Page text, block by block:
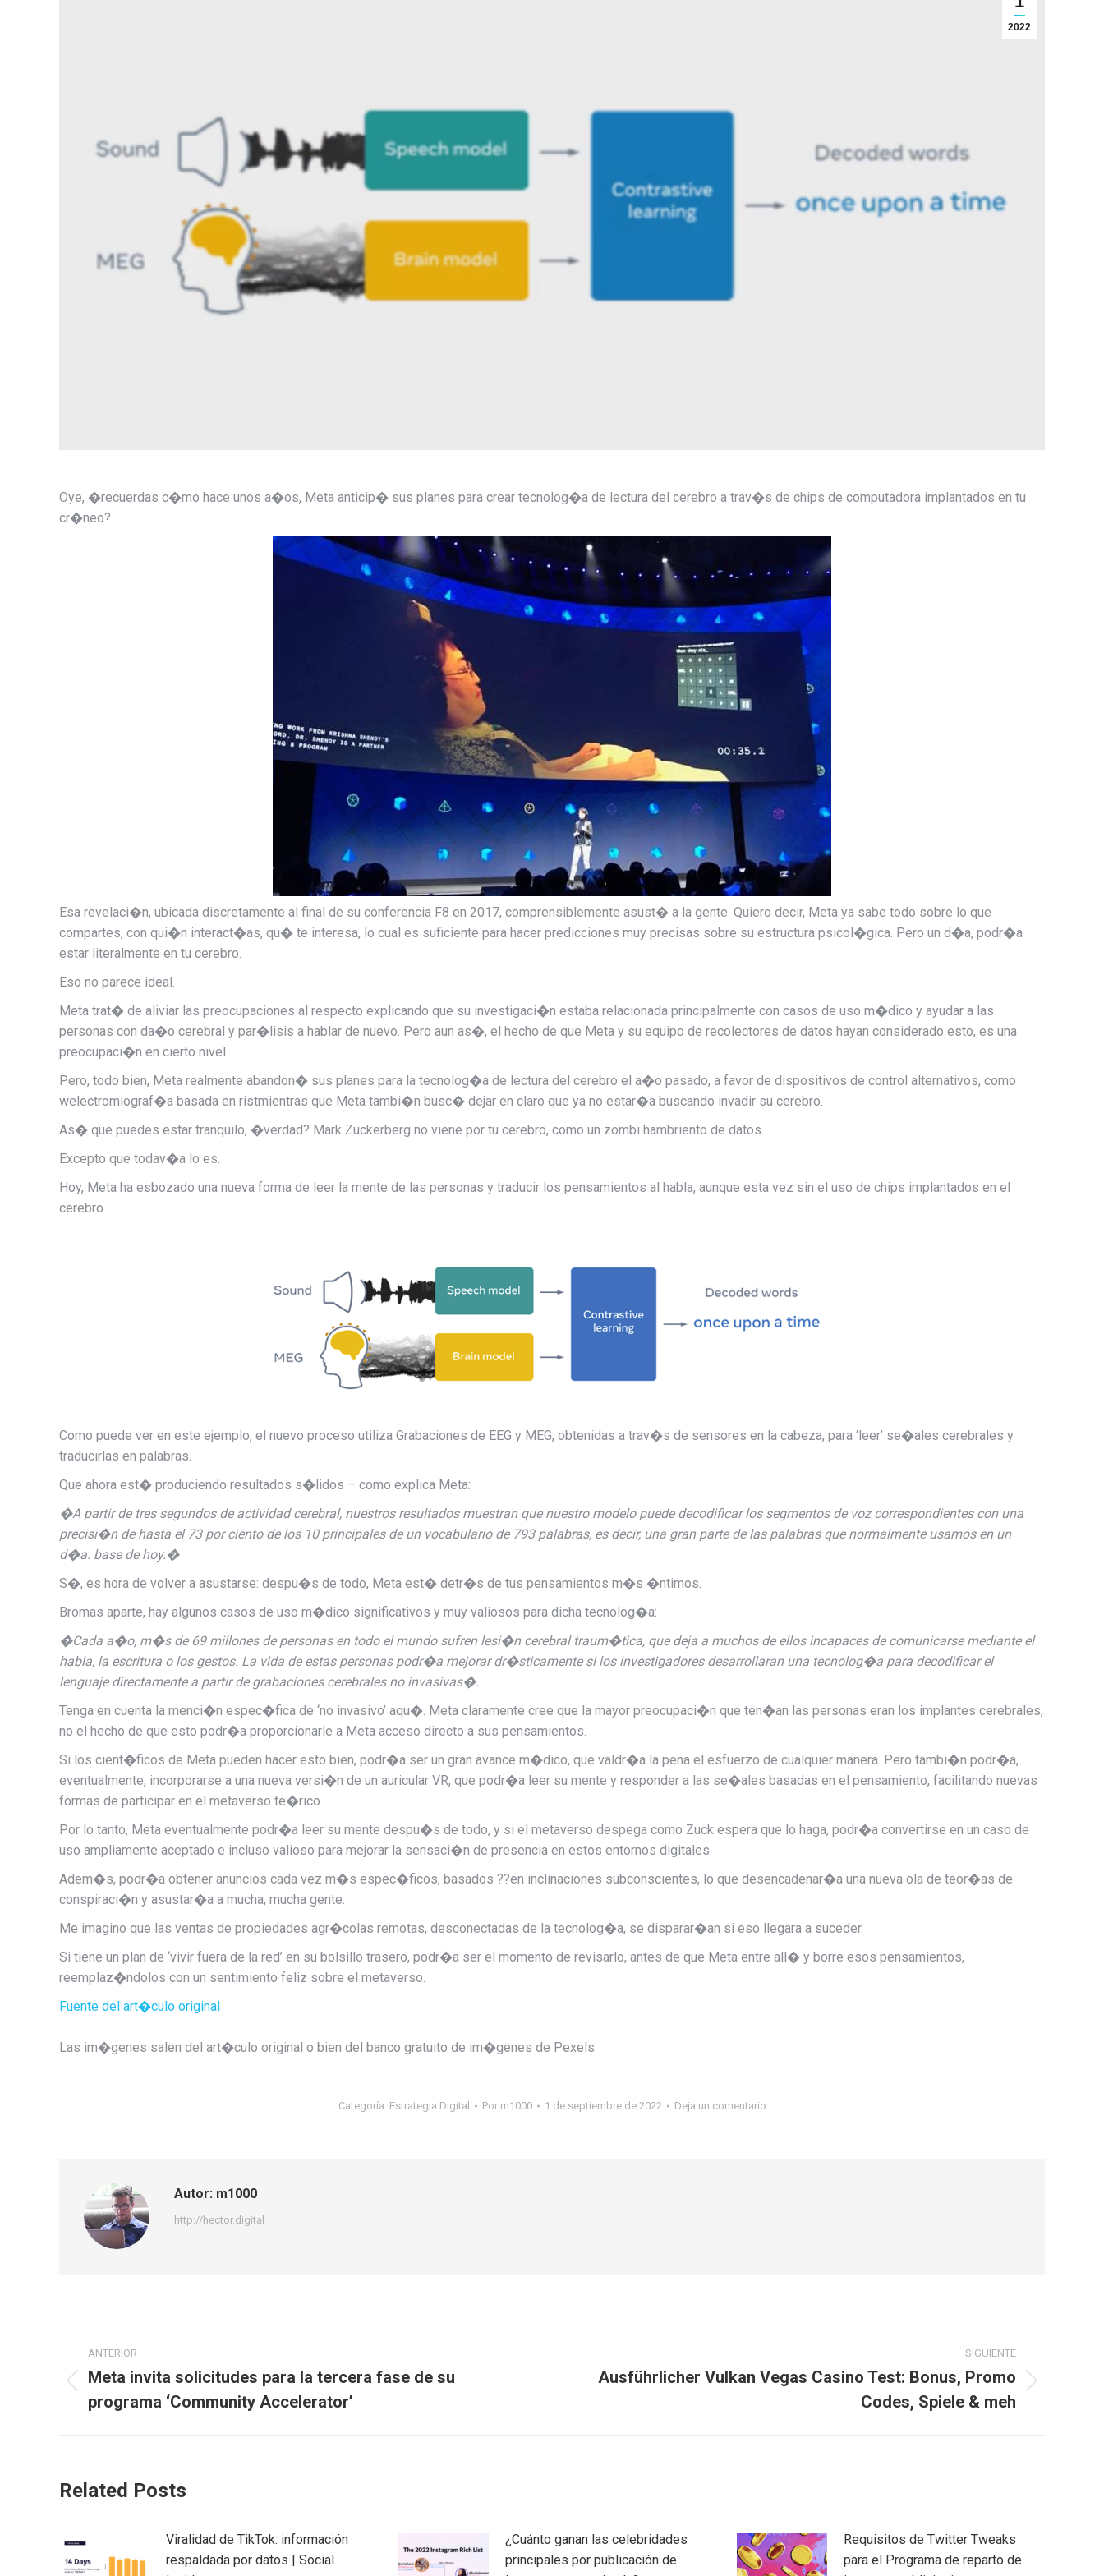
2022
Oye, �recuerdas c�mo hace unos a�os, Meta anticip� sus planes para crear tecnolog�a de lectura del cerebro a trav�s de chips de computadora implantados en tu
cr�neo?
Esa revelaci�n, ubicada discretamente al final de su conferencia F8 en 2017, comprensiblemente asust� a la gente. Quiero decir, Meta ya sabe todo sobre lo que
compartes, con qui�n interact�as, qu� te interesa, lo cual es suficiente para hacer predicciones muy precisas sobre su estructura psicol�gica. Pero un d�a, podr�a
estar literalmente en tu cerebro.
Eso no parece ideal.
Meta trat� de aliviar las preocupaciones al respecto explicando que su investigaci�n estaba relacionada principalmente con casos de uso m�dico y ayudar a las
personas con da�o cerebral y par�lisis a hablar de nuevo. Pero aun as�, el hecho de que Meta y su equipo de recolectores de datos hayan considerado esto, es una
preocupaci�n en cierto nivel.
Pero, todo bien, Meta realmente abandon� sus planes para la tecnolog�a de lectura del cerebro el a�o pasado, a favor de dispositivos de control alternativos, como
welectromiograf�a basada en ristmientras que Meta tambi�n busc� dejar en claro que ya no estar�a buscando invadir su cerebro.
As� que puedes estar tranquilo, �verdad? Mark Zuckerberg no viene por tu cerebro, como un zombi hambriento de datos.
Excepto que todav�a lo es.
Hoy, Meta ha esbozado una nueva forma de leer la mente de las personas y traducir los pensamientos al habla, aunque esta vez sin el uso de chips implantados en el
cerebro.
Como puede ver en este ejemplo, el nuevo proceso utiliza Grabaciones de EEG y MEG, obtenidas a trav�s de sensores en la cabeza, para ‘leer’ se�ales cerebrales y
traducirlas en palabras.
Que ahora est� produciendo resultados s�lidos – como explica Meta:
�A partir de tres segundos de actividad cerebral, nuestros resultados muestran que nuestro modelo puede decodificar los segmentos de voz correspondientes con una
precisi�n de hasta el 73 por ciento de los 10 principales de un vocabulario de 793 palabras, es decir, una gran parte de las palabras que normalmente usamos en un
d�a. base de hoy.�
S�, es hora de volver a asustarse: despu�s de todo, Meta est� detr�s de tus pensamientos m�s �ntimos.
Bromas aparte, hay algunos casos de uso m�dico significativos y muy valiosos para dicha tecnolog�a:
�Cada a�o, m�s de 69 millones de personas en todo el mundo sufren lesi�n cerebral traum�tica, que deja a muchos de ellos incapaces de comunicarse mediante el
habla, la escritura o los gestos. La vida de estas personas podr�a mejorar dr�sticamente si los investigadores desarrollaran una tecnolog�a para decodificar el
lenguaje directamente a partir de grabaciones cerebrales no invasivas�.
Tenga en cuenta la menci�n espec�fica de ‘no invasivo’ aqu�. Meta claramente cree que la mayor preocupaci�n que ten�an las personas eran los implantes cerebrales,
no el hecho de que esto podr�a proporcionarle a Meta acceso directo a sus pensamientos.
Si los cient�ficos de Meta pueden hacer esto bien, podr�a ser un gran avance m�dico, que valdr�a la pena el esfuerzo de cualquier manera. Pero tambi�n podr�a,
eventualmente, incorporarse a una nueva versi�n de un auricular VR, que podr�a leer su mente y responder a las se�ales basadas en el pensamiento, facilitando nuevas
formas de participar en el metaverso te�rico.
Por lo tanto, Meta eventualmente podr�a leer su mente despu�s de todo, y si el metaverso despega como Zuck espera que lo haga, podr�a convertirse en un caso de
uso ampliamente aceptado e incluso valioso para mejorar la sensaci�n de presencia en estos entornos digitales.
Adem�s, podr�a obtener anuncios cada vez m�s espec�ficos, basados ??en inclinaciones subconscientes, lo que desencadenar�a una nueva ola de teor�as de
conspiraci�n y asustar�a a mucha, mucha gente.
Me imagino que las ventas de propiedades agr�colas remotas, desconectadas de la tecnolog�a, se disparar�an si eso llegara a suceder.
Si tiene un plan de ‘vivir fuera de la red’ en su bolsillo trasero, podr�a ser el momento de revisarlo, antes de que Meta entre all� y borre esos pensamientos,
reemplaz�ndolos con un sentimiento feliz sobre el metaverso.
Fuente del art�culo original
Las im�genes salen del art�culo original o bien del banco gratuito de im�genes de Pexels.
Categoría: Estrategia Digital Por m1000 1 de septiembre de 2022 Deja un comentario
Autor: m1000
http://hector.digital
Navegación
entre
publicaciones
ANTERIOR
anterior:
Meta invita solicitudes para la tercera fase de su
programa ‘Community Accelerator’
SIGUIENTE
Ausführlicher Vulkan Vegas Casino Test: Bonus, Promo
Codes, Spiele & meh
Related Posts
Viralidad de TikTok: información
respaldada por datos | Social
¿Cuánto ganan las celebridades
principales por publicación de
Requisitos de Twitter Tweaks
para el Programa de reparto de